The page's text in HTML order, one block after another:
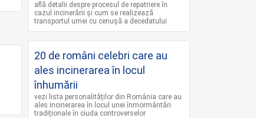
află detalii despre procesul de repatriere în
cazul incinerării și cum se realizează
transportul urnei cu cenușă a decedatului
20 de români celebri care au
ales incinerarea în locul
înhumării
vezi lista personalităților din România care au
ales incinerarea în locul unei înmormântări
tradiționale în ciuda controverselor